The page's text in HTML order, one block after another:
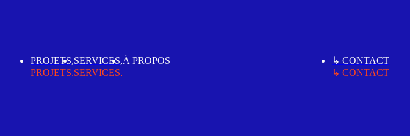
PROJETS,SERVICES,À PROPOS ↳ CONTACT